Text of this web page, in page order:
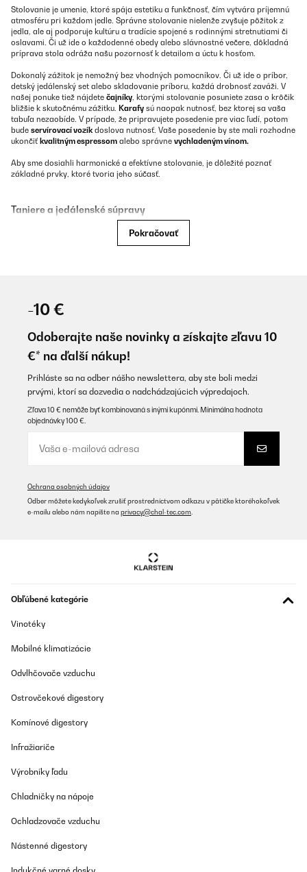
Stolovanie je umenie, ktoré spája estetiku a funkčnosť, čím vytvára príjemnú
atmosféru pri každom jedle. Správne stolovanie nielenže zvyšuje pôžitok z
jedla, ale aj podporuje kultúru a tradície spojené s rodinnými stretnutiami či
oslavami. Či už ide o každodenné obedy alebo slávnostné večere, dôkladná
príprava stola odráža našu pozornosť k detailom a úctu k hosťom.
Dokonalý zážitok je nemožný bez vhodných pomocníkov. Či už ide o príbor,
detský jedálenský set alebo skladovanie príboru, každá drobnosť zaváži. V
našej ponuke tiež nájdete čajníky, ktorými stolovanie posuniete zasa o krôčik
bližšie k skutočnému zážitku. Karafy sú naopak nutnosť, bez ktorej sa vaša
tabuľa nezaobíde. V prípade, že pripravujete posedenie pre viac ľudí, potom
bude servírovací vozíkdoslova nutnosť. Vaše posedenie by ste mali rozhodne
ukončiť kvalitným espressom alebo správne vychladeným vínom.
Aby sme dosiahli harmonické a efektívne stolovanie, je dôležité poznať
základné prvky, ktoré tvoria jeho súčasť.
Taniere a jedálenské súpravy
Taniere sú základom každého stolovania a ich výber ovplyvňuje celkový
dojem zo stola. Existujú rôzne typy tanierov:
Plytké taniere:
predjedál.
Porcelánové taniere:Elegantné a odolné, vhodné na
slávnostné príležitosti.
Keramické taniere:
Rustikálnejší vzhľad, ideálne na
každodenné použitie.
špeciálne udalosti.
Príbory sú neoddeliteľnou súčasťou stolovania a ich správne použitie zvyšuje
komfort pri jedle. Základné typy príborov zahŕňajú:
Na hlavné jedlá, steakové nože na mäso.
Vidličky:
Lyžice:Polievkové lyžice, dezertné lyžičky.
Nože: Vpravo od taniera, ostrie smeruje k tanieru.
Vidličky:
Lyžice: Vpravo vedľa noža.
Pokračovať
-10 €
Odoberajte naše novinky a získajte zľavu 10
€* na ďalší nákup!
Prihláste sa na odber nášho newslettera, aby ste boli medzi
prvými, ktorí sa dozvedia o nadchádzajúcich výpredajoch.
Zľava 10 € nemôže byť kombinovaná s inými kupónmi. Minimálna hodnota
objednávky 100 €.
Ochrana osobných údajov
Odber môžete kedykoľvek zrušiť prostredníctvom odkazu v pätičke ktoréhokoľvek
e-mailu alebo nám napíšte na privacy@chal-tec.com
Obľúbené kategórie
Vinotéky
Mobilné klimatizácie
Odvlhčovače vzduchu
Ostrovčekové digestory
Komínové digestory
Infražiariče
Výrobníky ľadu
Chladničky na nápoje
Ochladzovače vzduchu
Nástenné digestory